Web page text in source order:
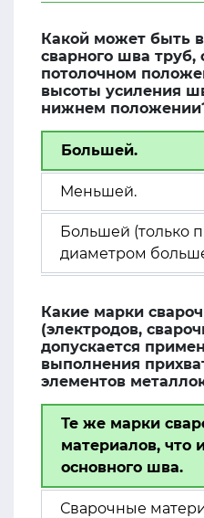
Какой может быть
сварного шва труб,
потолочном
высоты усиления
нижнем
Большей.
Меньшей.
Большей (только
диаметром
Какие марки
(электродов,
допускается
выполнения
элементов
Те же марки
материалов, что
основного шва.
Сварочные